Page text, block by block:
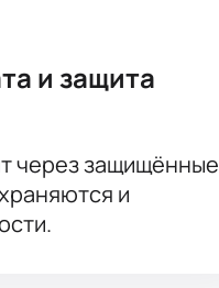
и защита
через защищённые
и